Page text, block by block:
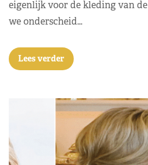
eigenlijk voor de kleding van
we onderscheid…
Lees verder